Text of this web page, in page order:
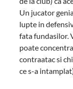
Un jucator
lupte in
fata fundasilor.
poate
contraatac si
ce s-a